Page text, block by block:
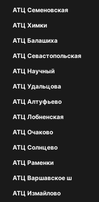
АТЦ Семеновская
АТЦ Химки
АТЦ Балашиха
АТЦ Севастопольская
АТЦ Научный
АТЦ Удальцова
АТЦ Алтуфьево
АТЦ Лобненская
АТЦ Очаково
АТЦ Солнцево
АТЦ Раменки
АТЦ Варшавское ш
АТЦ Измайлово